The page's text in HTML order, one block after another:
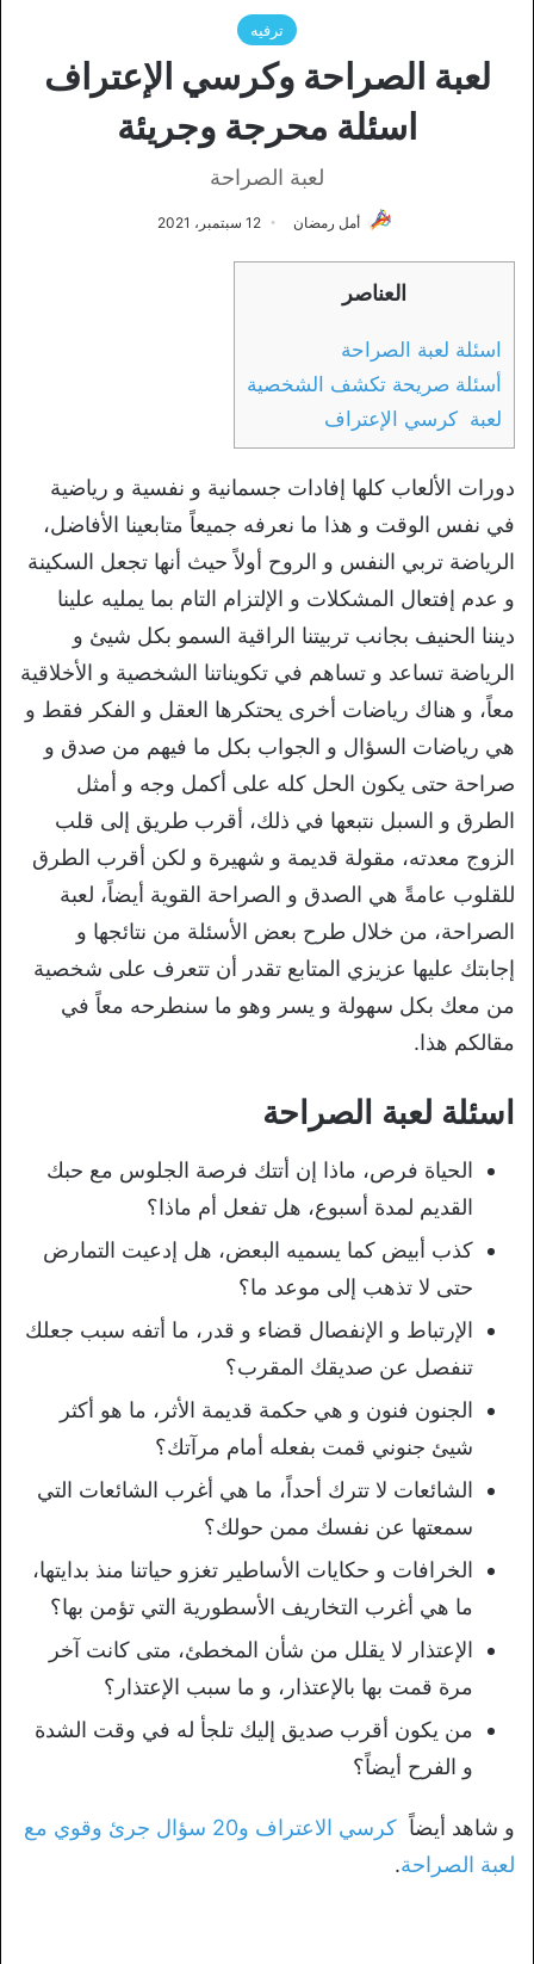
ترفيه
لعبة الصراحة وكرسي الإعتراف
اسئلة محرجة وجريئة
لعبة الصراحة
أمل رمضان 12 سبتمبر، 2021
العناصر
اسئلة لعبة الصراحة
أسئلة صريحة تكشف الشخصية
لعبة كرسي الإعتراف
دورات الألعاب كلها إفادات جسمانية و نفسية و رياضية
في نفس الوقت و هذا ما نعرفه جميعاً متابعينا الأفاضل،
الرياضة تربي النفس و الروح أولاً حيث أنها تجعل السكينة
و عدم إفتعال المشكلات و الإلتزام التام بما يمليه علينا
ديننا الحنيف بجانب تربيتنا الراقية السمو بكل شيئ و
الرياضة تساعد و تساهم في تكويناتنا الشخصية و الأخلاقية
معاً، و هناك رياضات أخرى يحتكرها العقل و الفكر فقط و
هي رياضات السؤال و الجواب بكل ما فيهم من صدق و
صراحة حتى يكون الحل كله على أكمل وجه و أمثل
الطرق و السبل نتبعها في ذلك، أقرب طريق إلى قلب
الزوج معدته، مقولة قديمة و شهيرة و لكن أقرب الطرق
للقلوب عامةً هي الصدق و الصراحة القوية أيضاً، لعبة
الصراحة، من خلال طرح بعض الأسئلة من نتائجها و
إجابتك عليها عزيزي المتابع تقدر أن تتعرف على شخصية
من معك بكل سهولة و يسر وهو ما سنطرحه معاً في
مقالكم هذا.
اسئلة لعبة الصراحة
الحياة فرص، ماذا إن أتتك فرصة الجلوس مع حبك
القديم لمدة أسبوع، هل تفعل أم ماذا؟
كذب أبيض كما يسميه البعض، هل إدعيت التمارض
حتى لا تذهب إلى موعد ما؟
الإرتباط و الإنفصال قضاء و قدر، ما أتفه سبب جعلك
تنفصل عن صديقك المقرب؟
الجنون فنون و هي حكمة قديمة الأثر، ما هو أكثر
شيئ جنوني قمت بفعله أمام مرآتك؟
الشائعات لا تترك أحداً، ما هي أغرب الشائعات التي
سمعتها عن نفسك ممن حولك؟
الخرافات و حكايات الأساطير تغزو حياتنا منذ بدايتها،
ما هي أغرب التخاريف الأسطورية التي تؤمن بها؟
الإعتذار لا يقلل من شأن المخطئ، متى كانت آخر
مرة قمت بها بالإعتذار، و ما سبب الإعتذار؟
من يكون أقرب صديق إليك تلجأ له في وقت الشدة
و الفرح أيضاً؟
و شاهد أيضاً
كرسي الاعتراف و20 سؤال جرئ وقوي مع
لعبة الصراحة.